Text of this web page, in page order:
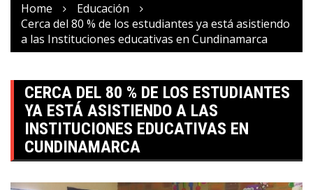
Home
Educación
Cerca del 80 % de los estudiantes ya está asistiendo
a las Instituciones educativas en Cundinamarca
CERCA DEL 80 % DE LOS ESTUDIANTES
YA ESTÁ ASISTIENDO A LAS
INSTITUCIONES EDUCATIVAS EN
CUNDINAMARCA